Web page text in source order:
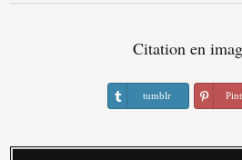
Citation en
tumblr